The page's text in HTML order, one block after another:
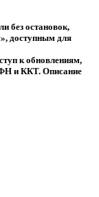
без остановок,
доступным для
к обновлениям,
ФН и ККТ. Описание